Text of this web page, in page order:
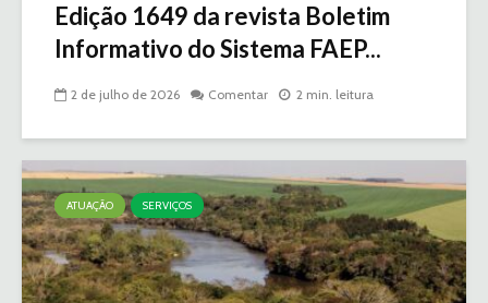
Edição 1649 da revista Boletim
Informativo do Sistema FAEP...
2 de julho de 2026 Comentar 2 min. leitura
ATUAÇÃO SERVIÇOS